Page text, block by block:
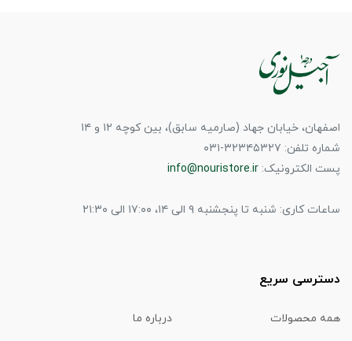
اصفهان، خیابان جهاد (صارمیه سابق)، بین کوچه ۱۲ و ۱۴
شماره تلفن: ۳۲۳۴۵۳۲۷-۰۳۱
پست الکترونیک: info@nouristore.ir
ساعات کاری: شنبه تا پنجشنبه ۹ الی ۱۴، ۱۷:۰۰ الی ۲۱:۳۰
دسترسی سریع
همه محصولات درباره ما